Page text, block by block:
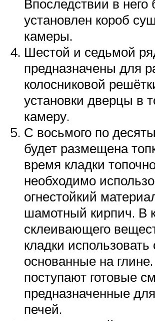
Впоследствии в него
установлен короб
камеры.
Шестой и седьмой
предназначены для
колосниковой
установки дверцы в
камеру.
С восьмого по
будет размещена
время кладки
необходимо
огнестойкий
шамотный кирпич. В
склеивающего
кладки использовать
основанные на
поступают готовые
предназначенные
печей.